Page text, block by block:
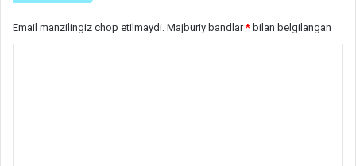
Email manzilingiz chop etilmaydi. Majburiy bandlar* bilan belgilangan